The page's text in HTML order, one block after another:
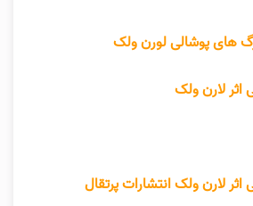
های پوشالی لورن ولک
لارن ولک
لارن ولک انتشارات پرتقال